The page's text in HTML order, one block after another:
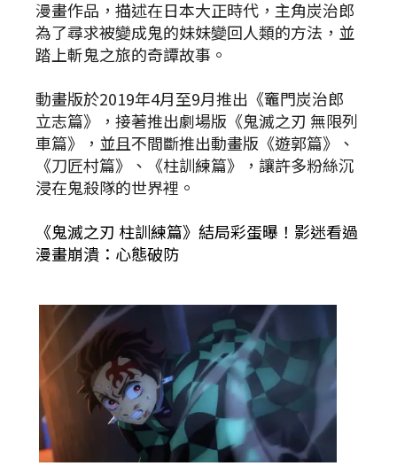
漫畫作品，描述在日本大正時代，主角炭治郎
為了尋求被變成鬼的妹妹變回人類的方法，並
踏上斬鬼之旅的奇譚故事。
動畫版於2019年4月至9月推出《竈門炭治郎
立志篇》，接著推出劇場版《鬼滅之刃 無限列
車篇》，並且不間斷推出動畫版《遊郭篇》、
《刀匠村篇》、《柱訓練篇》，讓許多粉絲沉
浸在鬼殺隊的世界裡。
《鬼滅之刃 柱訓練篇》結局彩蛋曝！影迷看過
漫畫崩潰：心態破防